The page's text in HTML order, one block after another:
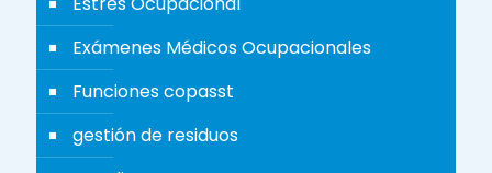
Exámenes Médicos Ocupacionales
Funciones copasst
gestión de residuos